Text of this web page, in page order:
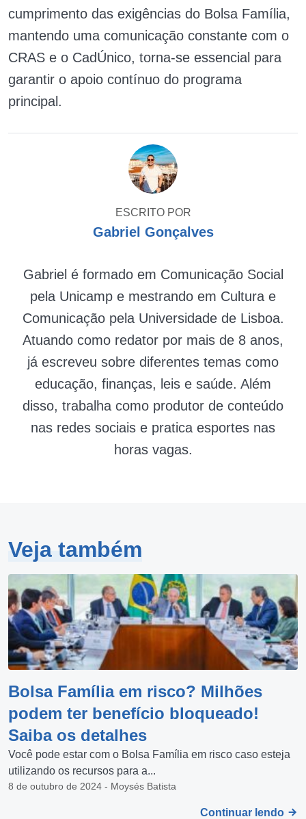
cumprimento das exigências do Bolsa Família,
mantendo uma comunicação constante com o
CRAS e o CadÚnico, torna-se essencial para
garantir o apoio contínuo do programa
principal.
ESCRITO POR
Gabriel Gonçalves
Gabriel é formado em Comunicação Social
pela Unicamp e mestrando em Cultura e
Comunicação pela Universidade de Lisboa.
Atuando como redator por mais de 8 anos,
já escreveu sobre diferentes temas como
educação, finanças, leis e saúde. Além
disso, trabalha como produtor de conteúdo
nas redes sociais e pratica esportes nas
horas vagas.
Veja também
Bolsa Família em risco? Milhões
podem ter benefício bloqueado!
Saiba os detalhes
Você pode estar com o Bolsa Família em risco caso esteja
utilizando os recursos para a...
8 de outubro de 2024 - Moysés Batista
Continuar lendo